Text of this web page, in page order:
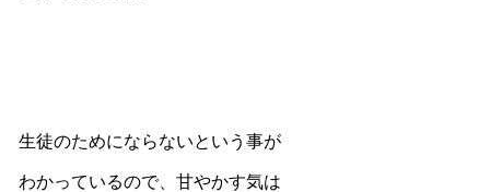
生徒のためにならないという事が
わかっているので、甘やかす気は